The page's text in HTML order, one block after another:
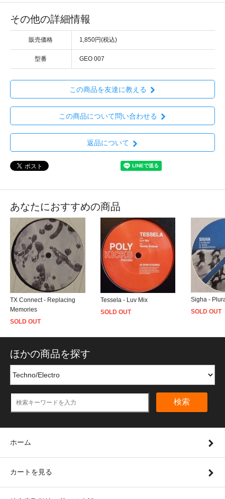
その他の詳細情報
販売価格 1,850円(税込)
型番 GEO 007
この商品を友達に教える
この商品について問い合わせる
返品について
あなたにおすすめの商品
TX Connect - Replacing
Memories
SOLD OUT
Tessela - Luv Mix
SOLD OUT
Sigha -
SOLD OUT
ほかの商品を探す
検索
ホーム
カートを見る